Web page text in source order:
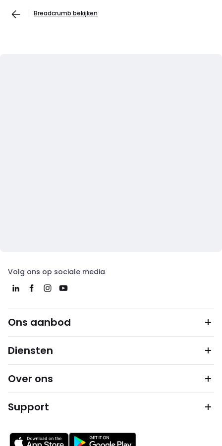
Breadcrumb bekijken
Volg ons op sociale media
Ons aanbod
Diensten
Over ons
Support